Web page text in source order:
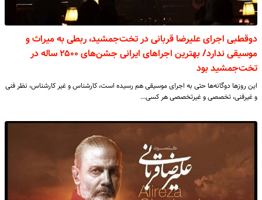
دوقطبی اجرای علیرضا قربانی در تخت‌جمشید، ربطی به میراث و
موسیقی ندارد/ بهترین اجراهای ایرانی جشن‌های ۲۵۰۰ ساله در
تخت‌جمشید بود
این روزها دوگانه‌ها حتی به اجرای موسیقی هم رسیده است، کارشناس و غیر کارشناس، نظر فنی
و غیرفنی، تخصصی و غیرتخصصی هر کسی…